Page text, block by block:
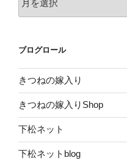
ー
ブ
ブログロール
きつねの嫁入り
きつねの嫁入りShop
下松ネット
下松ネットblog